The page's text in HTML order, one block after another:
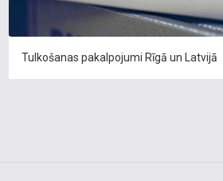
Tulkošanas pakalpojumi Rīgā un Latvijā